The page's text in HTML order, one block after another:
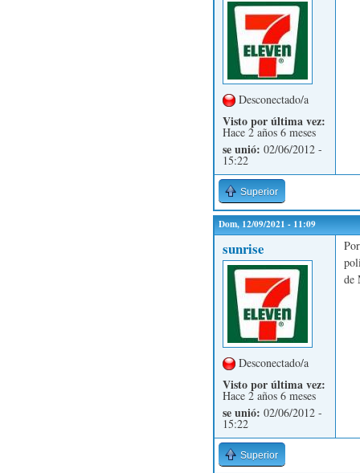
Desconectado/a
Visto por última vez:
Hace 2 años 6 meses
se unió: 02/06/2012 -
15:22
Superior
Dom, 12/09/2021 - 11:09
sunrise
Desconectado/a
Visto por última vez:
Hace 2 años 6 meses
se unió: 02/06/2012 -
15:22
de
Superior